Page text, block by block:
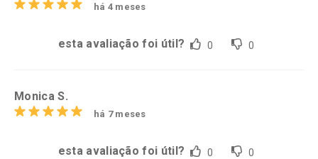
há 4 meses
esta avaliação foi útil? 0 0
Monica S.
há 7 meses
esta avaliação foi útil? 0 0